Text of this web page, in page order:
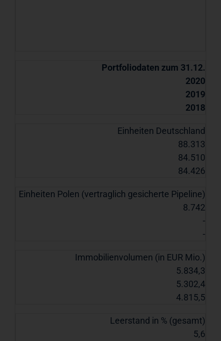
Portfoliodaten zum 31.12.
2020
2019
2018
Einheiten Deutschland
88.313
84.510
84.426
Einheiten Polen (vertraglich gesicherte Pipeline)
8.742
-
-
Immobilienvolumen (in EUR Mio.)
5.834,3
5.302,4
4.815,5
Leerstand in % (gesamt)
5,6